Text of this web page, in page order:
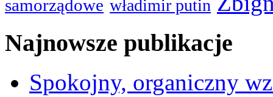
samorządowe władimir putin
Najnowsze publikacje
Spokojny, organiczny